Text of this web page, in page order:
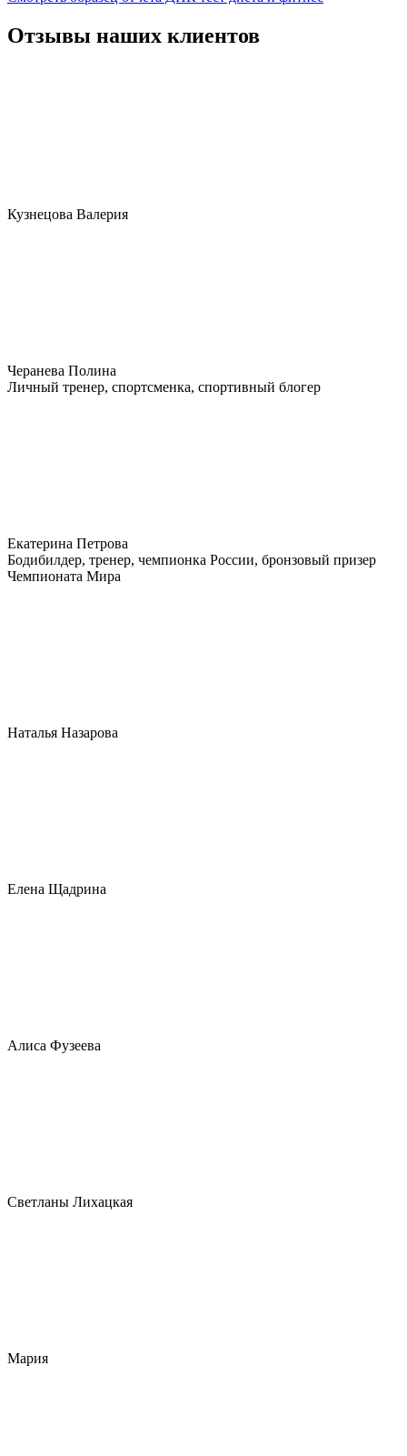
Отзывы наших клиентов
Кузнецова Валерия
Черанева Полина
Личный тренер, спортсменка, спортивный блогер
Екатерина Петрова
Бодибилдер, тренер, чемпионка России, бронзовый призер
Чемпионата Мира
Наталья Назарова
Елена Щадрина
Алиса Фузеева
Светланы Лихацкая
Мария